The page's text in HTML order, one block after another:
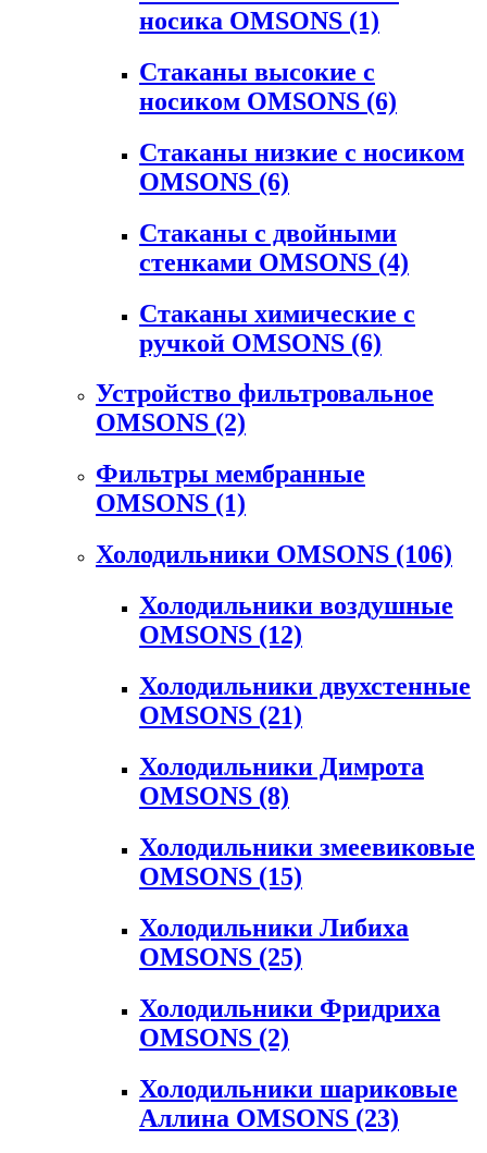
носика OMSONS (1)
Стаканы высокие с
носиком OMSONS (6)
Стаканы низкие с носиком
OMSONS (6)
Стаканы с двойными
стенками OMSONS (4)
Стаканы химические с
ручкой OMSONS (6)
Устройство фильтровальное
OMSONS (2)
Фильтры мембранные
OMSONS (1)
Холодильники OMSONS (106)
Холодильники воздушные
OMSONS (12)
Холодильники двухстенные
OMSONS (21)
Холодильники Димрота
OMSONS (8)
Холодильники змеевиковые
OMSONS (15)
Холодильники Либиха
OMSONS (25)
Холодильники Фридриха
OMSONS (2)
Холодильники шариковые
Аллина OMSONS (23)